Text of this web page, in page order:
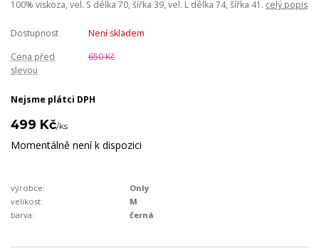
100% viskoza, vel. S délka 70, šířka 39, vel. L délka 74, šířka 41. celý popis
Dostupnost
Není skladem
Cena před
slevou
650 Kč
Nejsme plátci DPH
499 Kč/ks
Momentálně není k dispozici
výrobce:
Only
velikost:
M
barva:
černá